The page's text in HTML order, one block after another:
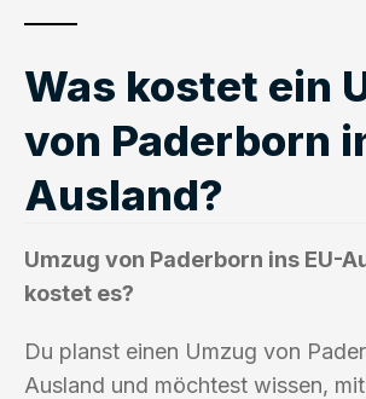
Was kostet ein
von Paderborn
Ausland?
Umzug von Paderborn ins EU-
kostet es?
Du planst einen Umzug von
Ausland und möchtest wissen,